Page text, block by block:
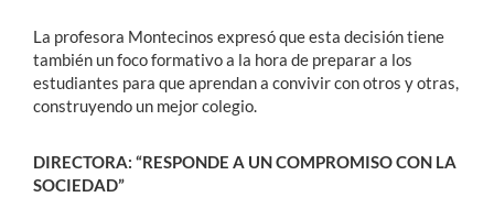
La profesora Montecinos expresó que esta decisión tiene
también un foco formativo a la hora de preparar a los
estudiantes para que aprendan a convivir con otros y otras,
construyendo un mejor colegio.
DIRECTORA: “RESPONDE A UN COMPROMISO CON LA
SOCIEDAD”